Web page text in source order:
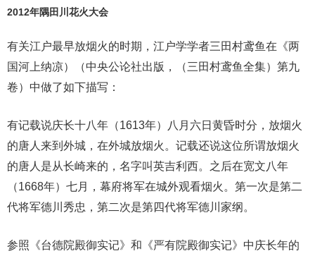
2012年隅田川花火大会
有关江户最早放烟火的时期，江户学学者三田村鸢鱼在《两
国河上纳凉）（中央公论社出版，（三田村鸢鱼全集）第九
卷）中做了如下描写：
有记载说庆长十八年（1613年）八月六日黄昏时分，放烟火
的唐人来到外城，在外城放烟火。记载还说这位所谓放烟火
的唐人是从长崎来的，名字叫英吉利西。之后在宽文八年
（1668年）七月，幕府将军在城外观看烟火。第一次是第二
代将军德川秀忠，第二次是第四代将军德川家纲。
参照《台德院殿御实记》和《严有院殿御实记》中庆长年的